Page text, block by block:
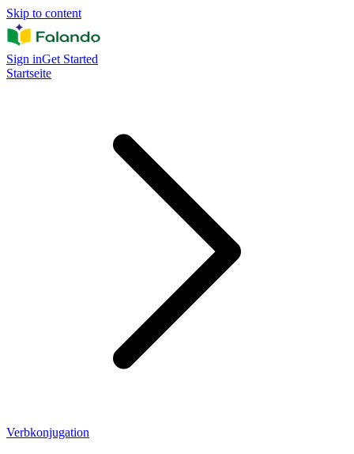
Skip to content
Sign inGet Started
Startseite
Verbkonjugation